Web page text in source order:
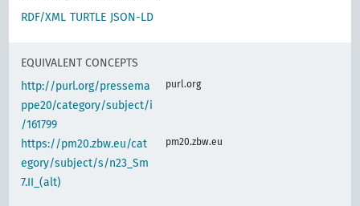
RDF/XML TURTLE JSON-LD
EQUIVALENT CONCEPTS
http://purl.org/pressema
ppe20/category/subject/i
/161799
purl.org
https://pm20.zbw.eu/cat
egory/subject/s/n23_Sm
7.II_(alt)
pm20.zbw.eu